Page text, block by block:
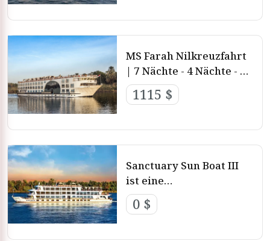
MS Farah Nilkreuzfahrt
| 7 Nächte - 4 Nächte - 3
Nächte von Luxor nach
Aswan
1115 $
Sanctuary Sun Boat III
ist eine
Luxuskreuzfahrt von
Abercrombie & Kent.
0 $